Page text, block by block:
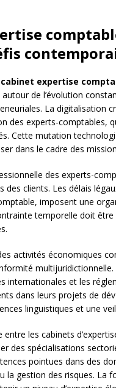
cabinet expertise
autour de l’évolution
La digitalisation
des experts-comptables,
Cette mutation
dans le cadre des
des experts-
des clients. Les délais
imposent une
temporelle doit être
activités économiques
internationales et les
dans leurs projets de
linguistiques et une
entre les cabinets
des spécialisations
pointues dans des
la gestion des risques. La